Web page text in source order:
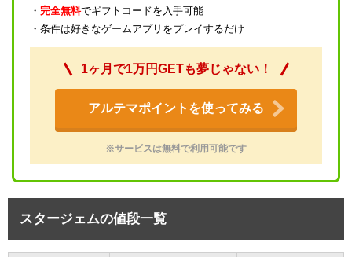
・ 完全無料でギフトコードを入手可能
・条件は好きなゲームアプリをプレイするだけ
1ヶ月で1万円GETも夢じゃない！
アルテマポイントを使ってみる
※サービスは無料で利用可能です
スタージェムの値段一覧